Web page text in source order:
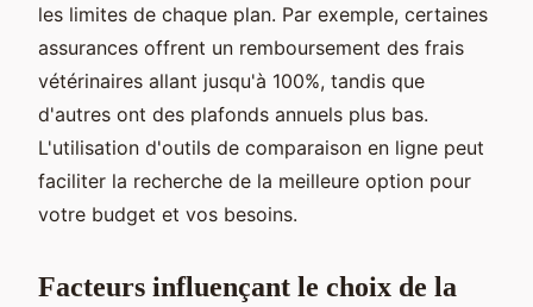
les limites de chaque plan. Par exemple, certaines
assurances offrent un remboursement des frais
vétérinaires allant jusqu'à 100%, tandis que
d'autres ont des plafonds annuels plus bas.
L'utilisation d'outils de comparaison en ligne peut
faciliter la recherche de la meilleure option pour
votre budget et vos besoins.
Facteurs influençant le choix de la